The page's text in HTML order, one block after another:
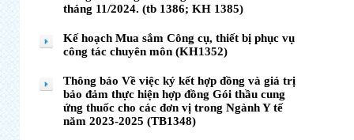
tháng 11/2024. (tb 1386; KH 1385)
Kế hoạch Mua sắm Công cụ, thiết bị phục vụ
công tác chuyên môn (KH1352)
Thông báo Về việc ký kết hợp đồng và giá trị
bảo đảm thực hiện hợp đồng Gói thầu cung
ứng thuốc cho các đơn vị trong Ngành Y tế
năm 2023-2025 (TB1348)